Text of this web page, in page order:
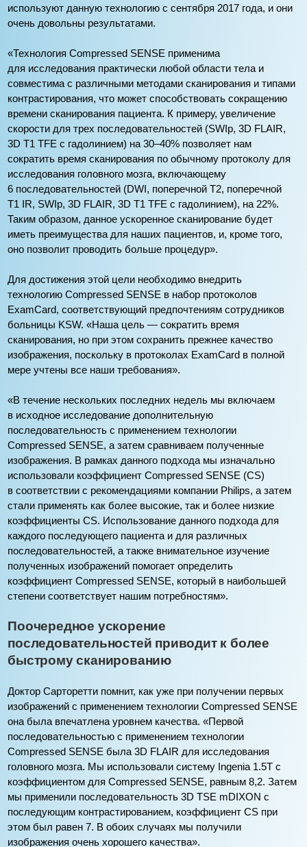
используют данную технологию с сентября 2017 года, и они
очень довольны результатами.
«Технология Compressed SENSE применима
для исследования практически любой области тела и
совместима с различными методами сканирования и типами
контрастирования, что может способствовать сокращению
времени сканирования пациента. К примеру, увеличение
скорости для трех последовательностей (SWIp, 3D FLAIR,
3D T1 TFE с гадолинием) на 30–40% позволяет нам
сократить время сканирования по обычному протоколу для
исследования головного мозга, включающему
6 последовательностей (DWI, поперечной T2, поперечной
T1 IR, SWIp, 3D FLAIR, 3D T1 TFE с гадолинием), на 22%.
Таким образом, данное ускоренное сканирование будет
иметь преимущества для наших пациентов, и, кроме того,
оно позволит проводить больше процедур».
Для достижения этой цели необходимо внедрить
технологию Compressed SENSE в набор протоколов
ExamCard, соответствующий предпочтениям сотрудников
больницы KSW. «Наша цель — сократить время
сканирования, но при этом сохранить прежнее качество
изображения, поскольку в протоколах ExamCard в полной
мере учтены все наши требования».
«В течение нескольких последних недель мы включаем
в исходное исследование дополнительную
последовательность с применением технологии
Compressed SENSE, а затем сравниваем полученные
изображения. В рамках данного подхода мы изначально
использовали коэффициент Compressed SENSE (CS)
в соответствии с рекомендациями компании Philips, а затем
стали применять как более высокие, так и более низкие
коэффициенты CS. Использование данного подхода для
каждого последующего пациента и для различных
последовательностей, а также внимательное изучение
полученных изображений помогает определить
коэффициент Compressed SENSE, который в наибольшей
степени соответствует нашим потребностям».
Поочередное ускорение
последовательностей приводит к более
быстрому сканированию
Доктор Сарторетти помнит, как уже при получении первых
изображений с применением технологии Compressed SENSE
она была впечатлена уровнем качества. «Первой
последовательностью с применением технологии
Compressed SENSE была 3D FLAIR для исследования
головного мозга. Мы использовали систему Ingenia 1.5T с
коэффициентом для Compressed SENSE, равным 8,2. Затем
мы применили последовательность 3D TSE mDIXON с
последующим контрастированием, коэффициент CS при
этом был равен 7. В обоих случаях мы получили
изображения очень хорошего качества».